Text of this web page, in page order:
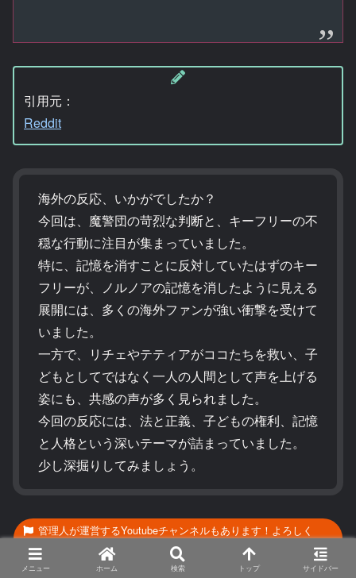
引用元：
Reddit
海外の反応、いかがでしたか？
今回は、魔警団の苛烈な判断と、キーフリーの不
穏な行動に注目が集まっていました。
特に、記憶を消すことに反対していたはずのキー
フリーが、ノルノアの記憶を消したように見える
展開には、多くの海外ファンが強い衝撃を受けて
いました。
一方で、リチェやテティアがココたちを救い、子
どもとしてではなく一人の人間として声を上げる
姿にも、共感の声が多く見られました。
今回の反応には、法と正義、子どもの権利、記憶
と人格という深いテーマが詰まっていました。
少し深掘りしてみましょう。
管理人が運営するYoutubeチャンネルもあります！よろしく
ね！
メニュー ホーム 検索 トップ サイドバー